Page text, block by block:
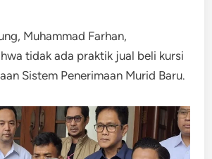
Muhammad Farhan,
tidak ada praktik jual beli kursi
Sistem Penerimaan Murid Baru.